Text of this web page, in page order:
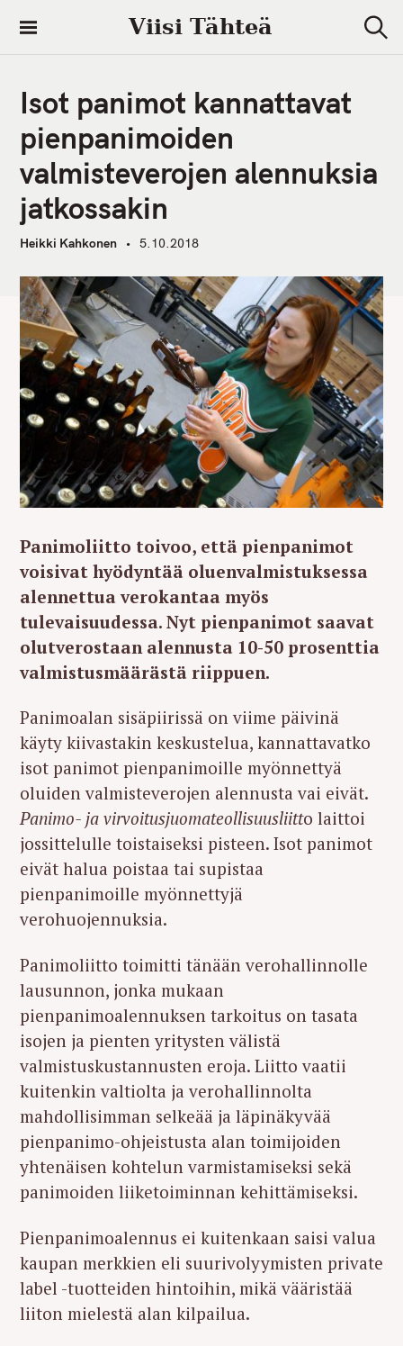
i
Viisi Tähteä
e
Isot panimot kannattavat
pienpanimoiden
valmisteverojen alennuksia
jatkossakin
Heikki Kahkonen 5.10.2018
Panimoliitto toivoo, että pienpanimot
voisivat hyödyntää oluenvalmistuksessa
alennettua verokantaa myös
tulevaisuudessa. Nyt pienpanimot saavat
olutverostaan alennusta 10-50 prosenttia
valmistusmäärästä riippuen.
Panimoalan sisäpiirissä on viime päivinä
käyty kiivastakin keskustelua, kannattavatko
isot panimot pienpanimoille myönnettyä
oluiden valmisteverojen alennusta vai eivät.
Panimo- ja virvoitusjuomateollisuusliitto laittoi
jossittelulle toistaiseksi pisteen. Isot panimot
eivät halua poistaa tai supistaa
pienpanimoille myönnettyjä
verohuojennuksia.
Panimoliitto toimitti tänään verohallinnolle
lausunnon, jonka mukaan
pienpanimoalennuksen tarkoitus on tasata
isojen ja pienten yritysten välistä
valmistuskustannusten eroja. Liitto vaatii
kuitenkin valtiolta ja verohallinnolta
mahdollisimman selkeää ja läpinäkyvää
pienpanimo-ohjeistusta alan toimijoiden
yhtenäisen kohtelun varmistamiseksi sekä
panimoiden liiketoiminnan kehittämiseksi.
Pienpanimoalennus ei kuitenkaan saisi valua
kaupan merkkien eli suurivolyymisten private
label -tuotteiden hintoihin, mikä vääristää
liiton mielestä alan kilpailua.